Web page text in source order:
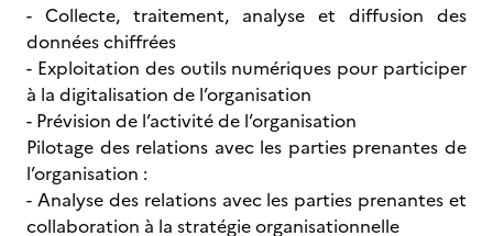
- Collecte, traitement, analyse et diffusion des
données chiffrées
- Exploitation des outils numériques pour participer
à la digitalisation de l’organisation
- Prévision de l’activité de l’organisation
Pilotage des relations avec les parties prenantes de
l’organisation :
- Analyse des relations avec les parties prenantes et
collaboration à la stratégie organisationnelle